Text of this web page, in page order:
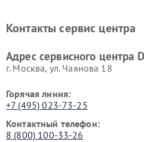
DeLonghi
Контакты сервис центра
Адрес сервисного центра
г. Москва, ул. Чаянова 18
Горячая линия:
+7 (495) 023-73-25
Контактный телефон:
8 (800) 100-33-26